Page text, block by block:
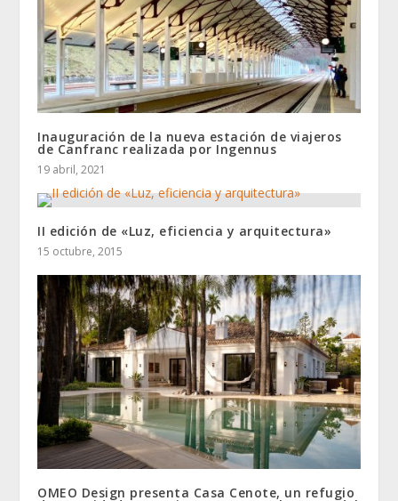
Inauguración de la nueva estación de viajeros
de Canfranc realizada por Ingennus
19 abril, 2021
II edición de «Luz, eficiencia y arquitectura»
15 octubre, 2015
OMEO Design presenta Casa Cenote, un refugio